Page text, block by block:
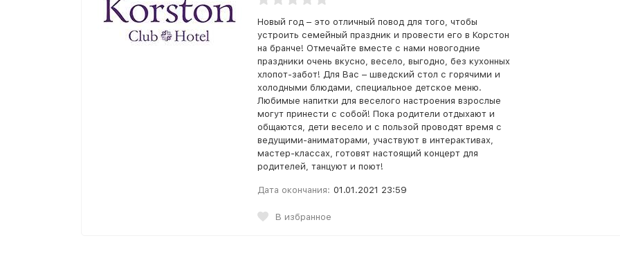
Новый год – это отличный повод для того, чтобы
устроить семейный праздник и провести его в Корстон
на бранче! Отмечайте вместе с нами новогодние
праздники очень вкусно, весело, выгодно, без кухонных
хлопот-забот! Для Вас – шведский стол с горячими и
холодными блюдами, специальное детское меню.
Любимые напитки для веселого настроения взрослые
могут принести с собой! Пока родители отдыхают и
общаются, дети весело и с пользой проводят время с
ведущими-аниматорами, участвуют в интерактивах,
мастер-классах, готовят настоящий концерт для
родителей, танцуют и поют!
Дата окончания: 01.01.2021 23:59
В избранное